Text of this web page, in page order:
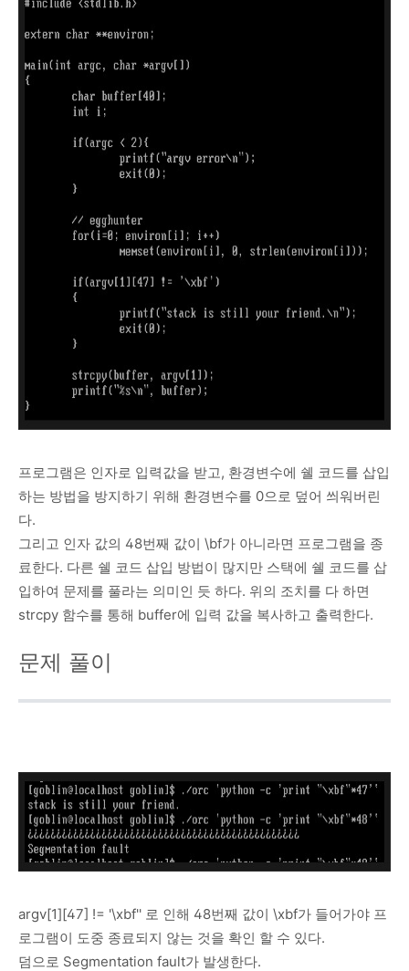
프로그램은 인자로 입력값을 받고, 환경변수에 쉘 코드를 삽입
하는 방법을 방지하기 위해 환경변수를 0으로 덮어 씌워버린
다.
그리고 인자 값의 48번째 값이 \bf가 아니라면 프로그램을 종
료한다. 다른 쉘 코드 삽입 방법이 많지만 스택에 쉘 코드를 삽
입하여 문제를 풀라는 의미인 듯 하다. 위의 조치를 다 하면
strcpy 함수를 통해 buffer에 입력 값을 복사하고 출력한다.
문제 풀이
argv[1][47] != '\xbf'' 로 인해 48번째 값이 \xbf가 들어가야 프
로그램이 도중 종료되지 않는 것을 확인 할 수 있다.
덤으로 Segmentation fault가 발생한다.